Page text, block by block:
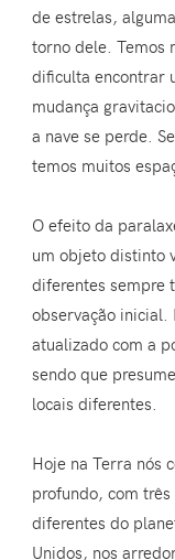
de estrelas,
torno dele. Temos
dificulta encontrar
mudança
a nave se perde.
temos muitos
O efeito da
um objeto distinto
diferentes sempre
observação
atualizado com a
sendo que
locais diferentes.
Hoje na Terra nós
profundo, com
diferentes do
Unidos, nos